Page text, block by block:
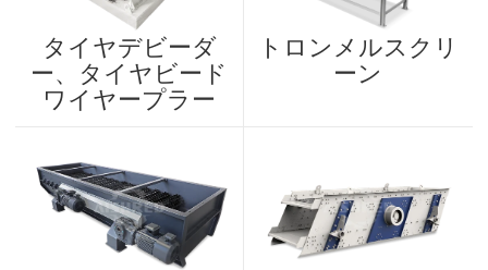
タイヤデビーダ
ー、タイヤビード
ワイヤープラー
トロンメルスクリ
ーン